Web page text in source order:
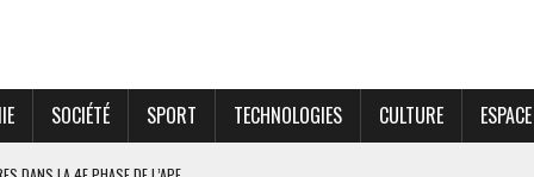
SOCIÉTÉ SPORT TECHNOLOGIES CULTURE